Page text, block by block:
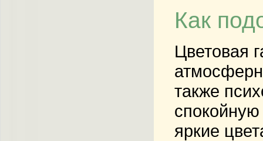
Как
Цветовая
также
яркие